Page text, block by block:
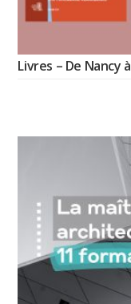
Livres – De Nancy